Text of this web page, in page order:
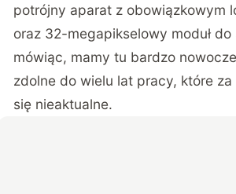
potrójny aparat z obowiązkowym
oraz 32-megapikselowy moduł
mówiąc, mamy tu bardzo
zdolne do wielu lat pracy, które za
się nieaktualne.